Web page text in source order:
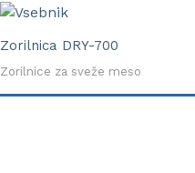
Zorilnica DRY-700
Zorilnice za sveže meso